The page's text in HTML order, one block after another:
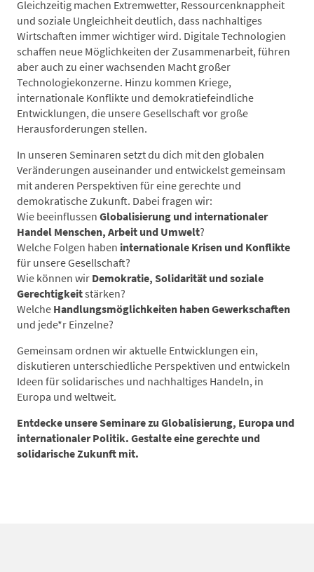
Gleichzeitig machen Extremwetter, Ressourcenknappheit
und soziale Ungleichheit deutlich, dass nachhaltiges
Wirtschaften immer wichtiger wird. Digitale Technologien
schaffen neue Möglichkeiten der Zusammenarbeit, führen
aber auch zu einer wachsenden Macht großer
Technologiekonzerne. Hinzu kommen Kriege,
internationale Konflikte und demokratiefeindliche
Entwicklungen, die unsere Gesellschaft vor große
Herausforderungen stellen.
In unseren Seminaren setzt du dich mit den globalen
Veränderungen auseinander und entwickelst gemeinsam
mit anderen Perspektiven für eine gerechte und
demokratische Zukunft. Dabei fragen wir:
Wie beeinflussen Globalisierung und internationaler
Handel Menschen, Arbeit und Umwelt?
Welche Folgen haben internationale Krisen und Konflikte
für unsere Gesellschaft?
Wie können wir Demokratie, Solidarität und soziale
Gerechtigkeitstärken?
Welche Handlungsmöglichkeiten haben Gewerkschaften
und jede*r Einzelne?
Gemeinsam ordnen wir aktuelle Entwicklungen ein,
diskutieren unterschiedliche Perspektiven und entwickeln
Ideen für solidarisches und nachhaltiges Handeln, in
Europa und weltweit.
Entdecke unsere Seminare zu Globalisierung, Europa und
internationaler Politik. Gestalte eine gerechte und
solidarische Zukunft mit.